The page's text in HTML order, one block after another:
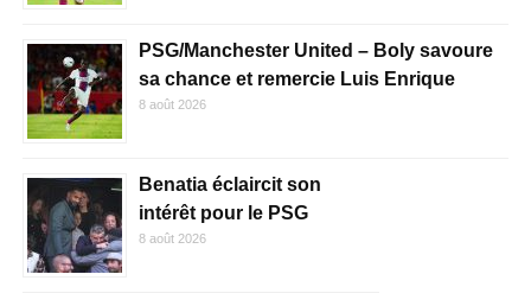
PSG/Manchester United – Boly savoure
sa chance et remercie Luis Enrique
8 août 2026
Benatia éclaircit son
intérêt pour le PSG
8 août 2026